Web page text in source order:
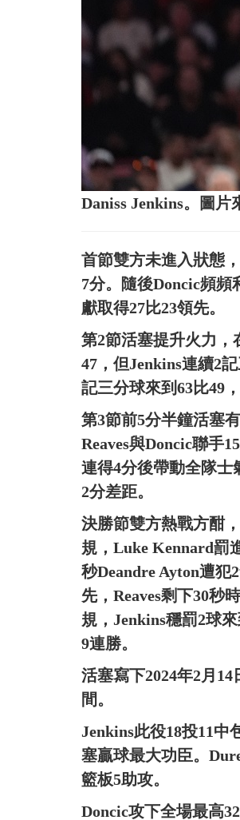
Daniss Jenkins。圖片
首節雙方未進入狀態
7分。隨後Doncic頻
獻取得27比23領先。
第2節活塞提升火力，
47，但Jenkins連續2
記三分球來到63比49
第3節前5分半鐘活塞
Reaves與Doncic聯手
連得4分後帶動全隊士
2分差距。
決勝節雙方熱戰方酣
規，Luke Kennard罰
秒Deandre Ayton遭犯
先，Reaves剩下30秒
規，Jenkins穩罰2球
9連勝。
活塞寫下2024年2月
間。
Jenkins此役18投11中
塞贏球最大功臣。
籃板5助攻。
Doncic攻下全場最高